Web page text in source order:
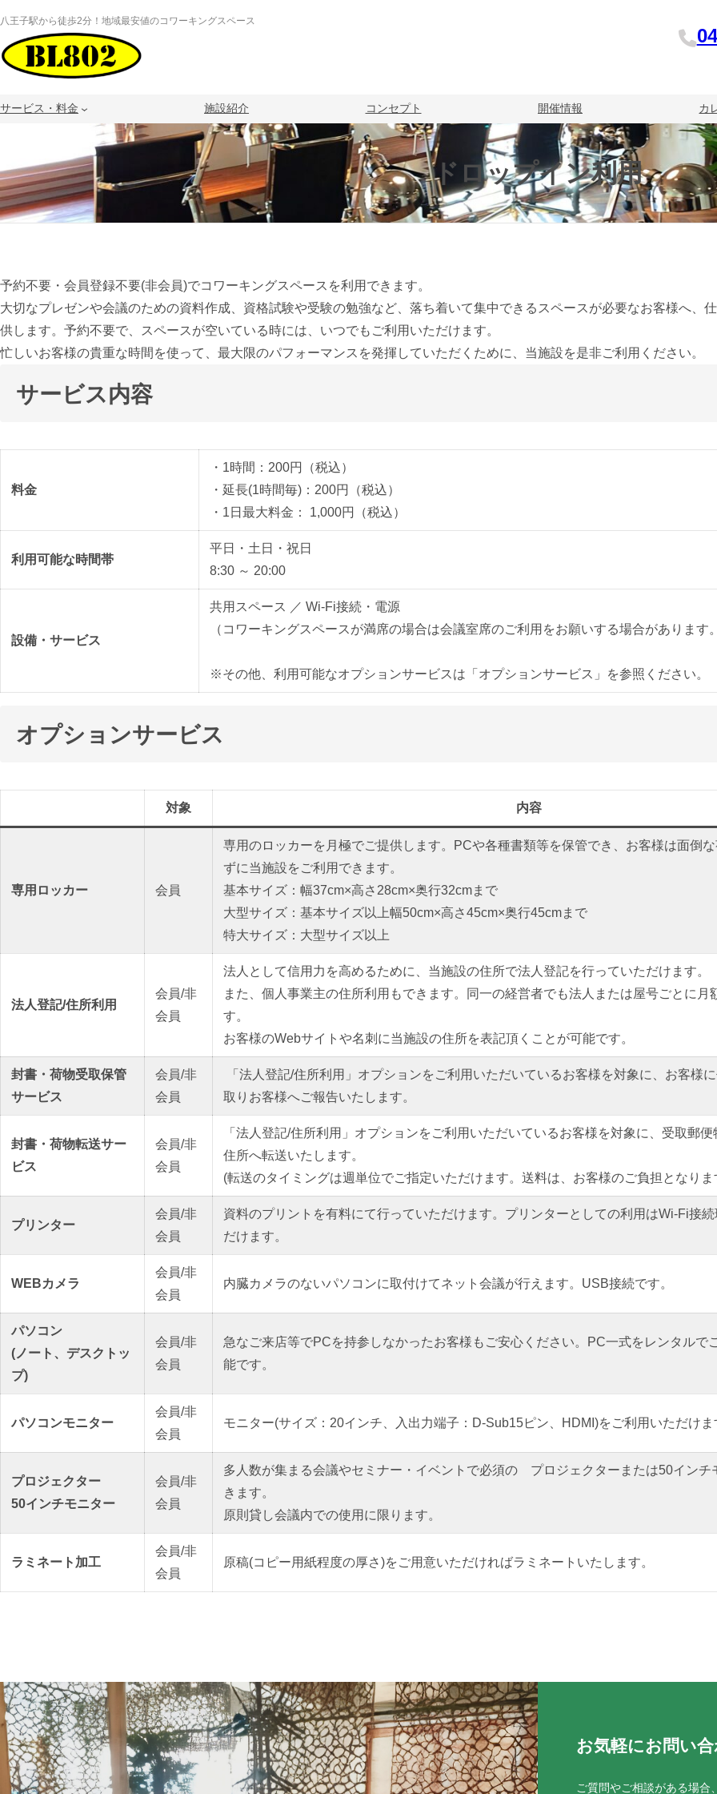
を
八王子駅から徒歩2分！地域最安値のコワーキングスペース
サービス・料金 施設紹介 コンセプト 開催情報 カ
ドロップイン利用
予約不要・会員登録不要(非会員)でコワーキングスペースを利用できます。
大切なプレゼンや会議のための資料作成、資格試験や受験の勉強など、落ち着いて集中できるスペースが必要なお客様へ、
供します。予約不要で、スペースが空いている時には、いつでもご利用いただけます。
忙しいお客様の貴重な時間を使って、最大限のパフォーマンスを発揮していただくために、当施設を是非ご利用ください。
サービス内容
料金
・1時間：200円（税込）
・延長(1時間毎)：200円（税込）
・1日最大料金： 1,000円（税込）
利用可能な時間帯
平日・土日・祝日
8:30 ～ 20:00
設備・サービス
共用スペース ／ Wi-Fi接続・電源
（コワーキングスペースが満席の場合は会議室席のご利用をお願いする場合があります
※その他、利用可能なオプションサービスは「オプションサービス」を参照ください。
オプションサービス
対象 内容
専用ロッカー 会員
専用のロッカーを月極でご提供します。PCや各種書類等を保管でき、お客様は面倒
ずに当施設をご利用できます。
基本サイズ：幅37cm×高さ28cm×奥行32cmまで
大型サイズ：基本サイズ以上幅50cm×高さ45cm×奥行45cmまで
特大サイズ：大型サイズ以上
法人登記/住所利用
会員/非
会員
法人として信用力を高めるために、当施設の住所で法人登記を行っていただけます。
また、個人事業主の住所利用もできます。同一の経営者でも法人または屋号ごとに月
す。
お客様のWebサイトや名刺に当施設の住所を表記頂くことが可能です。
封書・荷物受取保管
サービス
会員/非
会員
「法人登記/住所利用」オプションをご利用いただいているお客様を対象に、お客様
取りお客様へご報告いたします。
封書・荷物転送サー
ビス
会員/非
会員
「法人登記/住所利用」オプションをご利用いただいているお客様を対象に、受取郵
住所へ転送いたします。
(転送のタイミングは週単位でご指定いただけます。送料は、お客様のご負担となりま
プリンター
会員/非
会員
資料のプリントを有料にて行っていただけます。プリンターとしての利用はWi-Fi接
だけます。
WEBカメラ
会員/非
会員
内臓カメラのないパソコンに取付けてネット会議が行えます。USB接続です。
パソコン
(ノート、デスクトッ
プ)
会員/非
会員
急なご来店等でPCを持参しなかったお客様もご安心ください。PC一式をレンタルで
能です。
パソコンモニター
会員/非
会員
モニター(サイズ：20インチ、入出力端子：D-Sub15ピン、HDMI)をご利用いただけま
プロジェクター
50インチモニター
会員/非
会員
多人数が集まる会議やセミナー・イベントで必須の プロジェクターまたは50インチ
きます。
原則貸し会議内での使用に限ります。
ラミネート加工
会員/非
会員
原稿(コピー用紙程度の厚さ)をご用意いただければラミネートいたします。
お気軽にお問い
ご質問やご相談がある場合